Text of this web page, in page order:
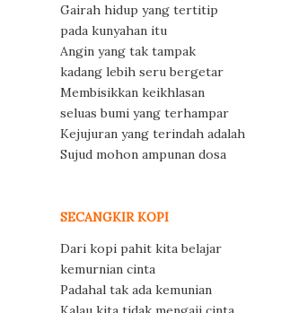
Gairah hidup yang tertitip
pada kunyahan itu
Angin yang tak tampak
kadang lebih seru bergetar
Membisikkan keikhlasan
seluas bumi yang terhampar
Kejujuran yang terindah adalah
Sujud mohon ampunan dosa
SECANGKIR KOPI
Dari kopi pahit kita belajar
kemurnian cinta
Padahal tak ada kemunian